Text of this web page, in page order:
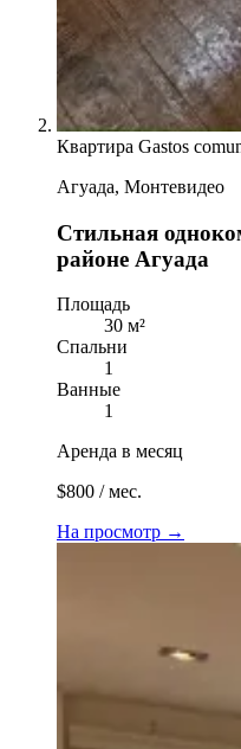
Квартира Gastos
Агуада, Монтевидео
Стильная
районе Агуада
Площадь
30 м²
Спальни
1
Ванные
1
Аренда в месяц
$800 / мес.
На просмотр →